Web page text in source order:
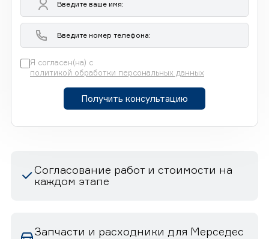
Я согласен(на) с
политикой обработки персональных данных
Получить консультацию
Согласование работ и стоимости на
каждом этапе
Запчасти и расходники для Мерседес